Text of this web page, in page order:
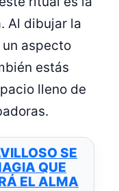
Al dibujar la
aspecto
estás
lleno de
SE
QUE
EL ALMA